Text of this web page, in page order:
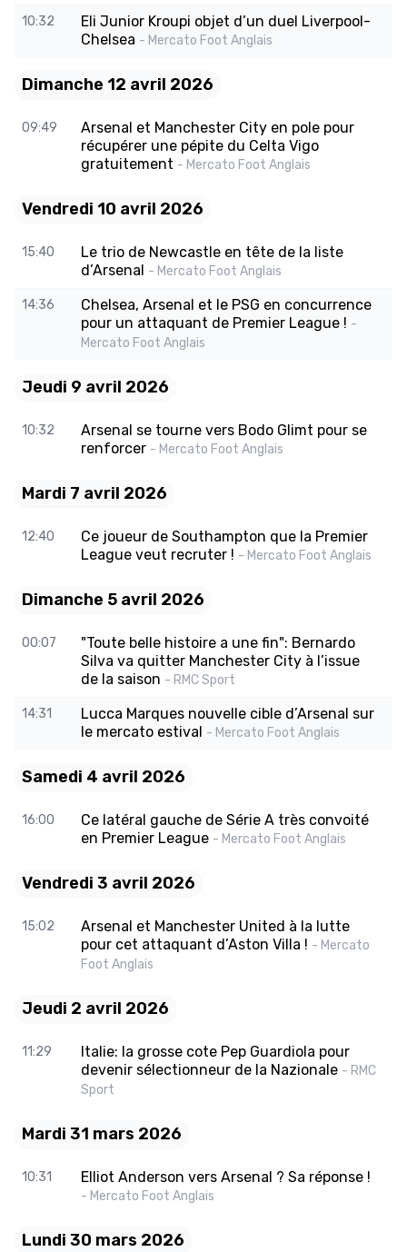
10:32
Eli Junior Kroupi objet d’un duel Liverpool-
Chelsea - Mercato Foot Anglais
Dimanche 12 avril 2026
09:49
Arsenal et Manchester City en pole pour
récupérer une pépite du Celta Vigo
gratuitement - Mercato Foot Anglais
Vendredi 10 avril 2026
15:40
Le trio de Newcastle en tête de la liste
d’Arsenal - Mercato Foot Anglais
14:36
Chelsea, Arsenal et le PSG en concurrence
pour un attaquant de Premier League ! -
Mercato Foot Anglais
Jeudi 9 avril 2026
10:32
Arsenal se tourne vers Bodo Glimt pour se
renforcer - Mercato Foot Anglais
Mardi 7 avril 2026
12:40
Ce joueur de Southampton que la Premier
League veut recruter ! - Mercato Foot Anglais
Dimanche 5 avril 2026
00:07
"Toute belle histoire a une fin": Bernardo
Silva va quitter Manchester City à l’issue
de la saison - RMC Sport
14:31
Lucca Marques nouvelle cible d’Arsenal sur
le mercato estival - Mercato Foot Anglais
Samedi 4 avril 2026
16:00
Ce latéral gauche de Série A très convoité
en Premier League - Mercato Foot Anglais
Vendredi 3 avril 2026
15:02
Arsenal et Manchester United à la lutte
pour cet attaquant d’Aston Villa ! - Mercato
Foot Anglais
Jeudi 2 avril 2026
11:29
Italie: la grosse cote Pep Guardiola pour
devenir sélectionneur de la Nazionale - RMC
Sport
Mardi 31 mars 2026
10:31 Elliot Anderson vers Arsenal ? Sa réponse !
- Mercato Foot Anglais
Lundi 30 mars 2026